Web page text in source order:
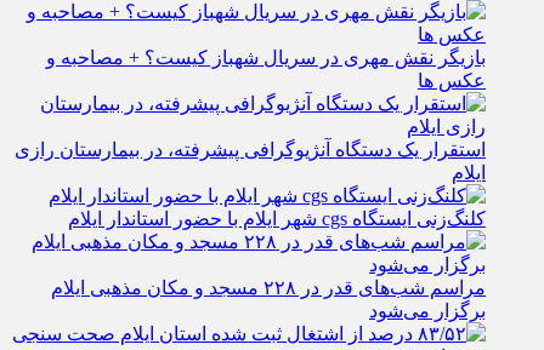
بازیگر نقش مهری در سریال شهباز کیست؟ + مصاحبه و
عکس ها
استقرار یک دستگاه آنژیوگرافی پیشرفته، در بیمارستان رازی
ایلام
کلنگ‌زنی ایستگاه cgs شهر ایلام با حضور استاندار ایلام
مراسم شب‌های قدر در ۲۲۸ مسجد و مکان مذهبی ایلام
برگزار می‌شود